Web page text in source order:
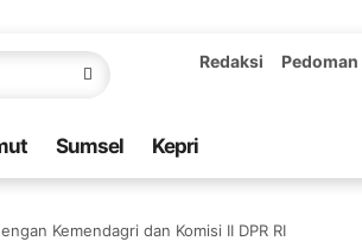
Redaksi
Sumsel Kepri
Kemendagri dan Komisi II DPR RI